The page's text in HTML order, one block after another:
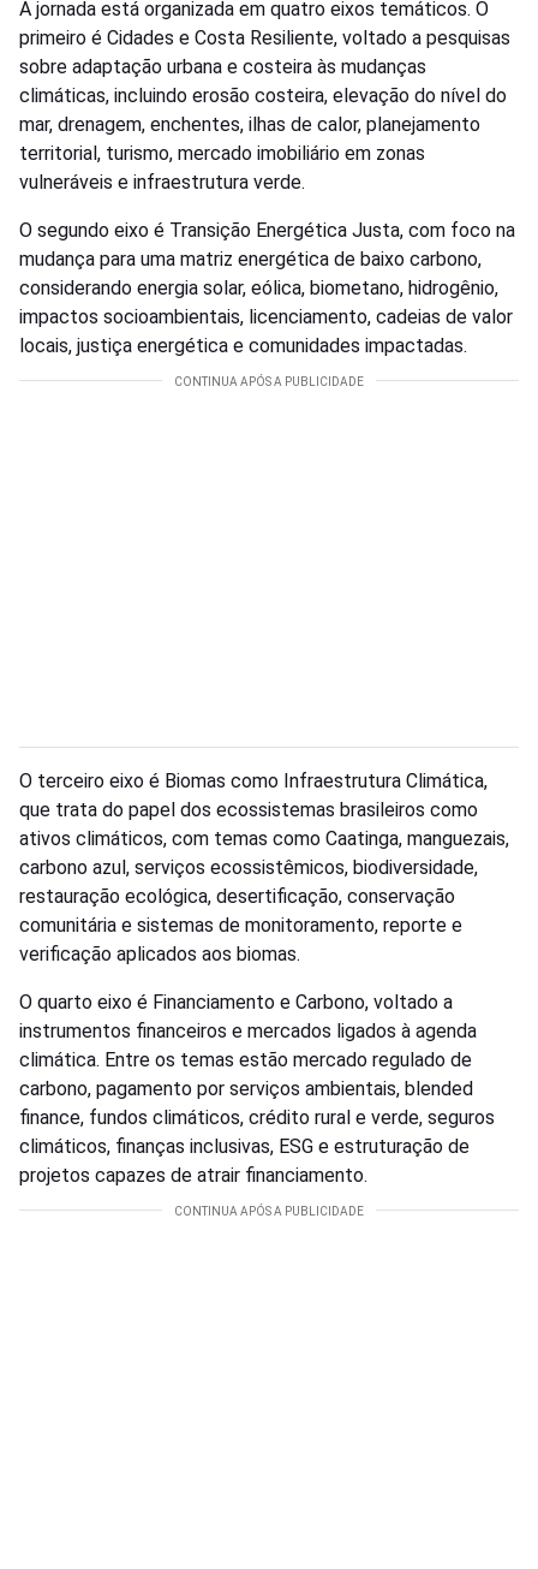
A jornada está organizada em quatro eixos temáticos. O
primeiro é Cidades e Costa Resiliente, voltado a pesquisas
sobre adaptação urbana e costeira às mudanças
climáticas, incluindo erosão costeira, elevação do nível do
mar, drenagem, enchentes, ilhas de calor, planejamento
territorial, turismo, mercado imobiliário em zonas
vulneráveis e infraestrutura verde.
O segundo eixo é Transição Energética Justa, com foco na
mudança para uma matriz energética de baixo carbono,
considerando energia solar, eólica, biometano, hidrogênio,
impactos socioambientais, licenciamento, cadeias de valor
locais, justiça energética e comunidades impactadas.
O terceiro eixo é Biomas como Infraestrutura Climática,
que trata do papel dos ecossistemas brasileiros como
ativos climáticos, com temas como Caatinga, manguezais,
carbono azul, serviços ecossistêmicos, biodiversidade,
restauração ecológica, desertificação, conservação
comunitária e sistemas de monitoramento, reporte e
verificação aplicados aos biomas.
O quarto eixo é Financiamento e Carbono, voltado a
instrumentos financeiros e mercados ligados à agenda
climática. Entre os temas estão mercado regulado de
carbono, pagamento por serviços ambientais, blended
finance, fundos climáticos, crédito rural e verde, seguros
climáticos, finanças inclusivas, ESG e estruturação de
projetos capazes de atrair financiamento.